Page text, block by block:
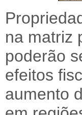
na matriz
poderão
efeitos
aumento